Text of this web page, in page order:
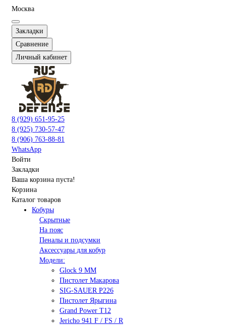
Москва
Закладки
Сравнение
Личный кабинет
8 (929) 651-95-25
8 (925) 730-57-47
8 (906) 763-88-81
WhatsApp
Войти
Закладки
Ваша корзина пуста!
Корзина
Каталог товаров
Кобуры
Скрытные
На пояс
Пеналы и подсумки
Аксессуары для кобур
Модели:
Glock 9 ММ
Пистолет Макарова
SIG-SAUER P226
Пистолет Ярыгина
Grand Power T12
Jericho 941 F / FS / R